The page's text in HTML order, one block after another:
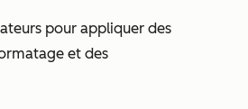
pour appliquer des
et des